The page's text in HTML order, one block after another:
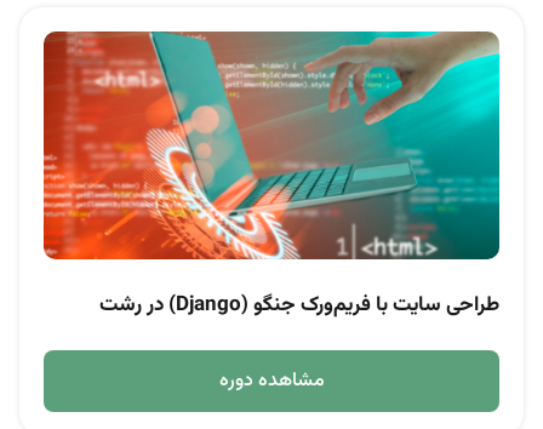
طراحی سایت با فریم‌ورک جنگو (Django) در رشت
مشاهده دوره